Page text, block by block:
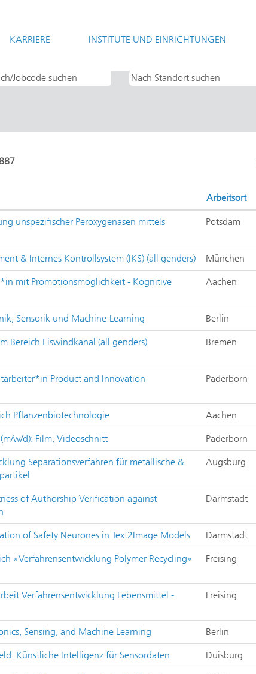
KARRIERE INSTITUTE UND EINRICHTUNGEN
"".
Arbeitsort
unspezifischer Peroxygenasen mittels
Potsdam
& Internes Kontrollsystem (IKS) (all genders) München
mit Promotionsmöglichkeit - Kognitive
Aachen
Sensorik und Machine-Learning Berlin
Bereich Eiswindkanal (all genders) Bremen
Product and Innovation
Paderborn
Pflanzenbiotechnologie Aachen
w/d): Film, Videoschnitt Paderborn
Separationsverfahren für metallische &
Augsburg
of Authorship Verification against
Darmstadt
of Safety Neurones in Text2Image Models Darmstadt
»Verfahrensentwicklung Polymer-Recycling«
Freising
Verfahrensentwicklung Lebensmittel -
Freising
Sensing, and Machine Learning Berlin
Künstliche Intelligenz für Sensordaten Duisburg